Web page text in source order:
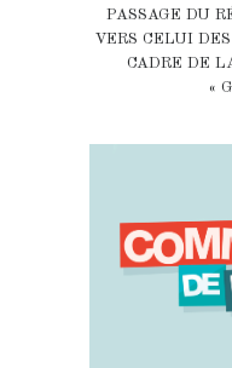
PASSAGE DU
VERS CELUI
CADRE DE
«